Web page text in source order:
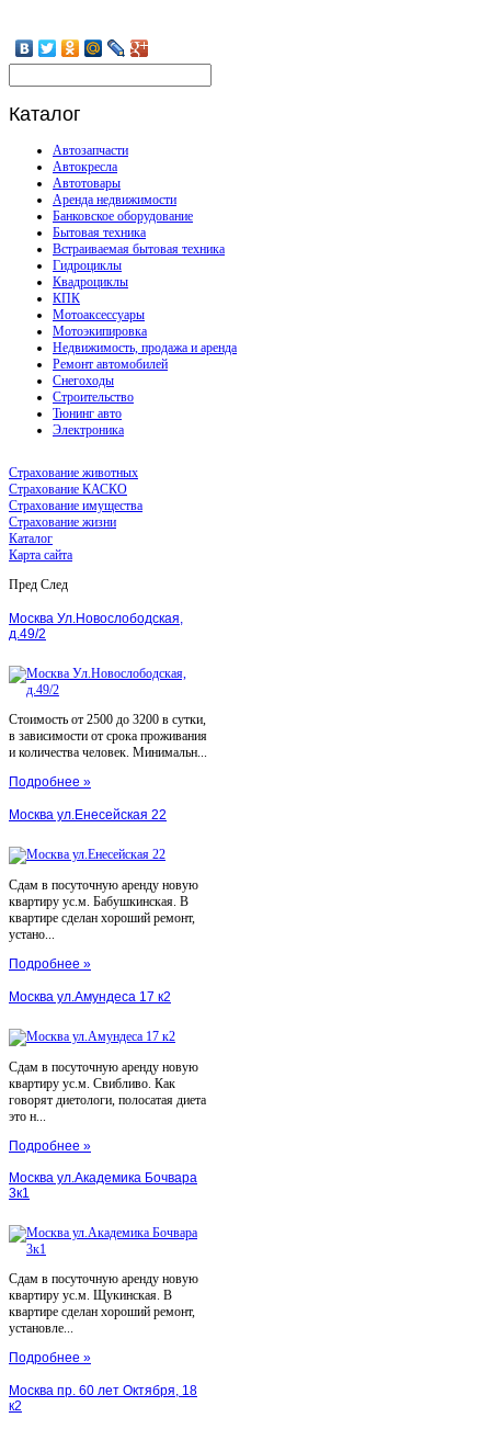
Каталог
Автозапчасти
Автокресла
Автотовары
Аренда недвижимости
Банковское оборудование
Бытовая техника
Встраиваемая бытовая техника
Гидроциклы
Квадроциклы
КПК
Мотоаксессуары
Мотоэкипировка
Недвижимость, продажа и аренда
Ремонт автомобилей
Снегоходы
Строительство
Тюнинг авто
Электроника
Страхование животных
Страхование КАСКО
Страхование имущества
Страхование жизни
Каталог
Карта сайта
Пред След
Москва Ул.Новослободская,
д.49/2
Стоимость от 2500 до 3200 в сутки,
в зависимости от срока проживания
и количества человек. Минимальн...
Подробнее »
Москва ул.Енесейская 22
Сдам в посуточную аренду новую
квартиру ус.м. Бабушкинская. В
квартире сделан хороший ремонт,
устано...
Подробнее »
Москва ул.Амундеса 17 к2
Сдам в посуточную аренду новую
квартиру ус.м. Свибливо. Как
говорят диетологи, полосатая диета
это н...
Подробнее »
Москва ул.Академика Бочвара
3к1
Сдам в посуточную аренду новую
квартиру ус.м. Щукинская. В
квартире сделан хороший ремонт,
установле...
Подробнее »
Москва пр. 60 лет Октября, 18
к2